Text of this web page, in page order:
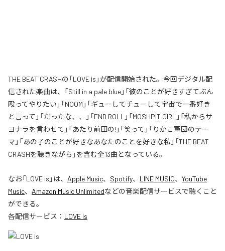
THE BEAT CRASHの「LOVE is」が配信開始された。今回デジタル配
信された楽曲は、「Still in a pale blue」「彼のことが好きすぎてぶん
殴ってやりたい」「NOOM」「ギューしてチューして宇宙で一番好き
と言って」「だったな、、」「END ROLL」「MOSHPIT GIRL」「私からサ
ヨナラを言わせて」「あたり前田の!」「笑って」「りかこ軍団のテー
マ」「あの子のことが好きなあなたのことを好きな私」「THE BEAT
CRASHを聴きながら」を含む全13曲となっている。
なお「LOVE is 」は、 Apple Music、 Spotify、 LINE MUSIC、 YouTube
Music、 Amazon Music Unlimitedなどの音楽配信サービスで聴くこと
ができる。
各配信サービス： LOVE is